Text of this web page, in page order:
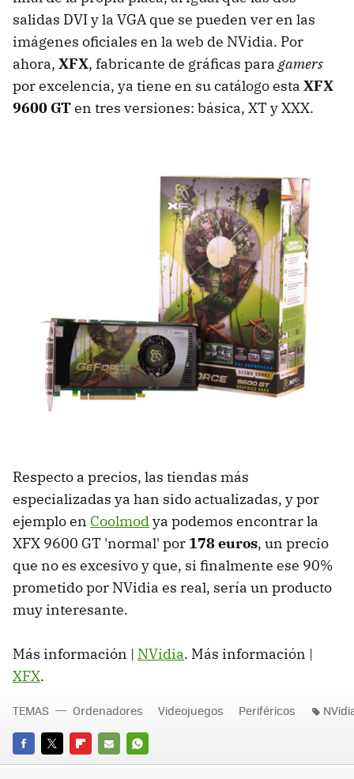
salidas DVI y la VGA que se pueden ver en las
imágenes oficiales en la web de NVidia. Por
ahora, XFX, fabricante de gráficas para gamers
por excelencia, ya tiene en su catálogo esta XFX
9600 GTen tres versiones: básica, XT y XXX.
Respecto a precios, las tiendas más
especializadas ya han sido actualizadas, y por
ejemplo en Coolmodya podemos encontrar la
XFX 9600 GT 'normal' por 178 euros, un precio
que no es excesivo y que, si finalmente ese 90%
prometido por NVidia es real, sería un producto
muy interesante.
Más información | NVidia. Más información |
XFX.
FACEBOOK
TWITTERFLIPBOARD
E-
WHATSAPP
TEMAS Ordenadores Videojuegos Periféricos